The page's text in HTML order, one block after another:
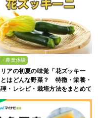
農業体験
アの初夏の味覚「花ズッキー
とはどんな野菜？ 特徴・栄養・
・レシピ・栽培方法をまとめて